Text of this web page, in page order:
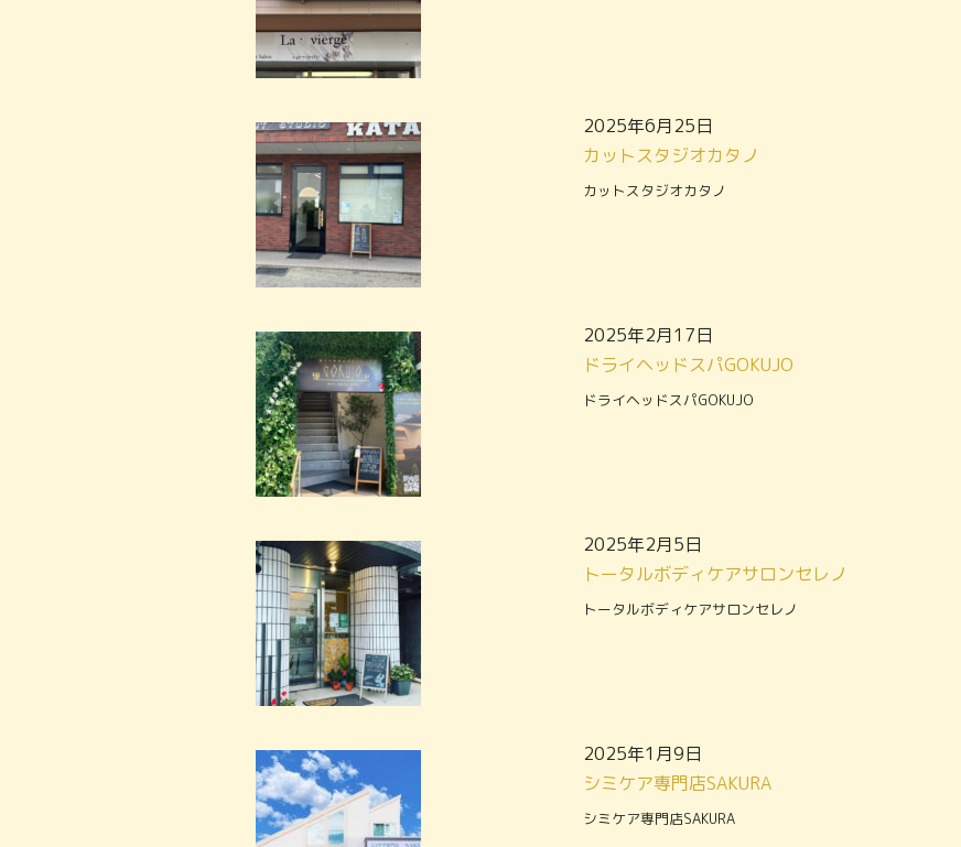
2025年6月25日
カットスタジオカタノ
カットスタジオカタノ
2025年2月17日
ドライヘッドスパGOKUJO
ドライヘッドスパGOKUJO
2025年2月5日
トータルボディケアサロンセレノ
トータルボディケアサロンセレノ
2025年1月9日
シミケア専門店SAKURA
シミケア専門店SAKURA